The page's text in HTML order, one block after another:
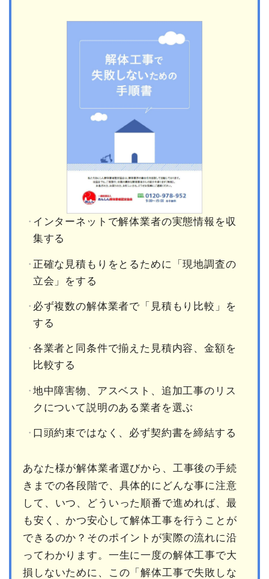
インターネットで解体業者の実態情報を収
集する
正確な見積もりをとるために「現地調査の
立会」をする
必ず複数の解体業者で「見積もり比較」を
する
各業者と同条件で揃えた見積内容、金額を
比較する
地中障害物、アスベスト、追加工事のリス
クについて説明のある業者を選ぶ
口頭約束ではなく、必ず契約書を締結する
あなた様が解体業者選びから、工事後の手続
きまでの各段階で、具体的にどんな事に注意
して、いつ、どういった順番で進めれば、最
も安く、かつ安心して解体工事を行うことが
できるのか？そのポイントが実際の流れに沿
ってわかります。一生に一度の解体工事で大
損しないために、この「解体工事で失敗しな